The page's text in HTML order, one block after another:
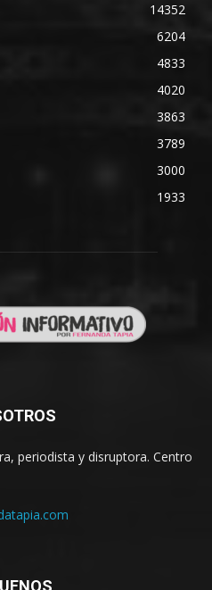
14352
6204
4833
4020
3863
3789
3000
1933
periodista y disruptora. Centro